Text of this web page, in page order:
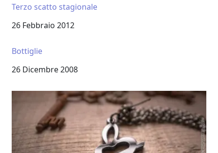
Terzo scatto stagionale
Data
26 Febbraio 2012
Bottiglie
Data
26 Dicembre 2008